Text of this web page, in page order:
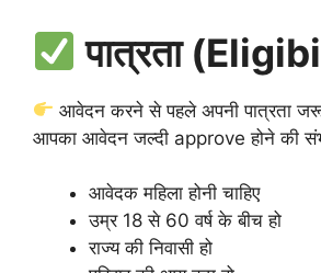
पात्रता
आवेदन करने से पहले अपनी पात्रता
आपका आवेदन जल्दी approve होने की
आवेदक महिला होनी चाहिए
उम्र 18 से 60 वर्ष के बीच हो
राज्य की निवासी हो